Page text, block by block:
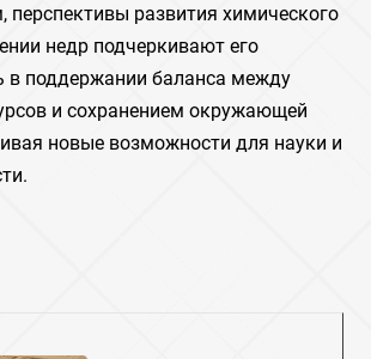
перспективы развития химического
недр подчеркивают его
в поддержании баланса между
и сохранением окружающей
новые возможности для науки и